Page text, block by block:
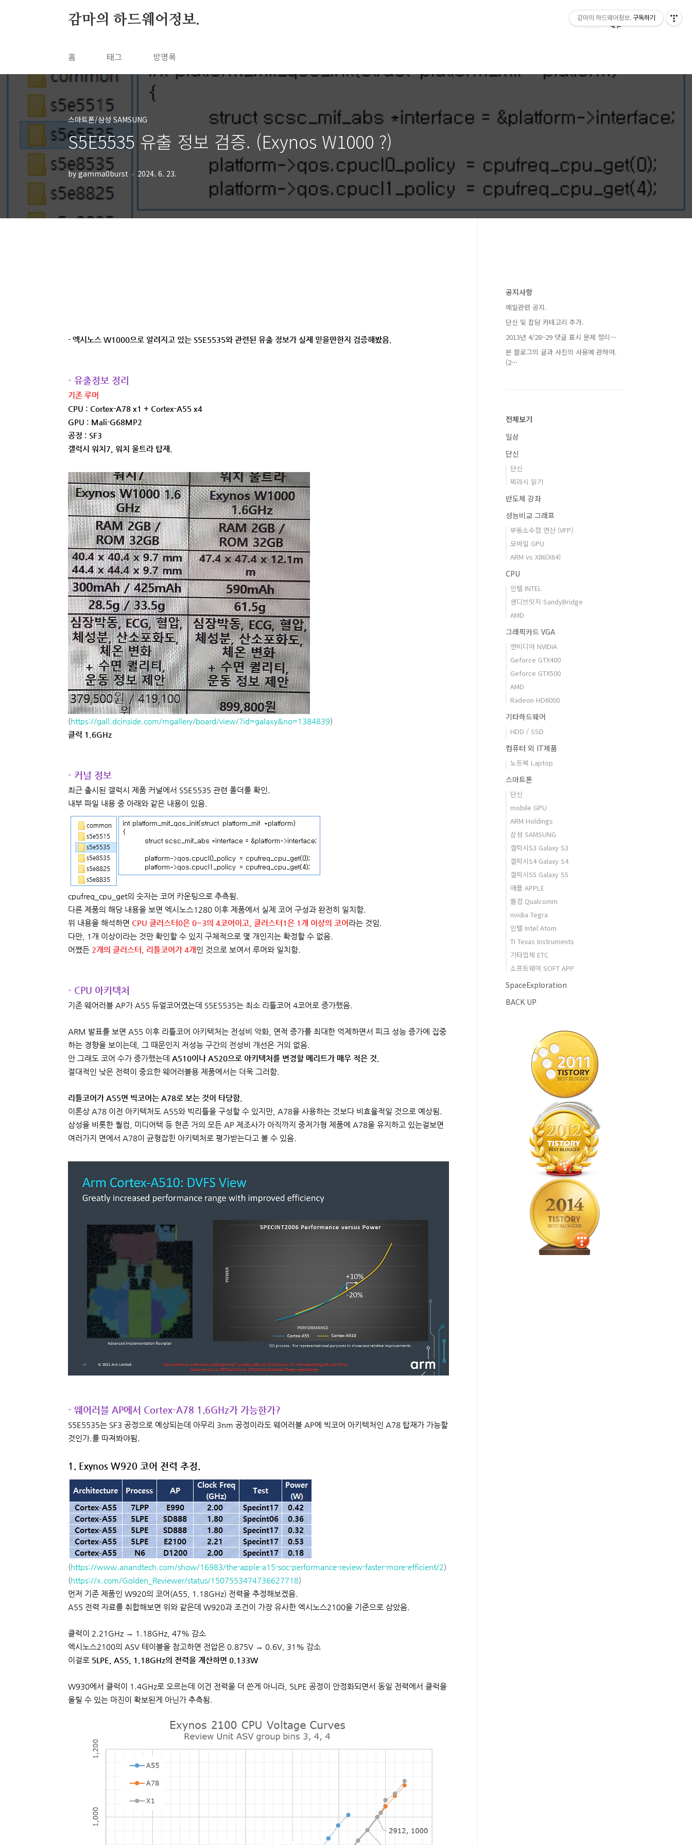
감마의 하드웨어정보.
홈 태그 방명록
스마트폰/삼성 SAMSUNG
S5E5535 유출 정보 검증. (Exynos W1000 ?)
by gamma0burst 2024. 6. 23.
- 엑시노스 W1000으로 알려지고 있는 S5E5535와 관련된 유출 정보가 실제 믿을만한지 검증해봤음.
- 유출정보 정리
기존 루머
CPU : Cortex-A78 x1 + Cortex-A55 x4
GPU : Mali-G68MP2
공정 : SF3
갤럭시 워치7, 워치 울트라 탑재.
(https://gall.dcinside.com/mgallery/board/view/?id=galaxy&no=1384839)
클럭 1.6GHz
- 커널 정보
최근 출시된 갤럭시 제품 커널에서 S5E5535 관련 폴더를 확인.
내부 파일 내용 중 아래와 같은 내용이 있음.
cpufreq_cpu_get의 숫자는 코어 카운팅으로 추측됨.
다른 제품의 해당 내용을 보면 엑시노스1280 이후 제품에서 실제 코어 구성과 완전히 일치함.
위 내용을 해석하면 CPU 클러스터0은 0~3의 4코어이고, 클러스터1은 1개 이상의 코어 라는 것임.
다만, 1개 이상이라는 것만 확인할 수 있지 구체적으로 몇 개인지는 확정할 수 없음.
어쨌든 2개의 클러스터, 리틀코어가 4개인 것으로 보여서 루머와 일치함.
- CPU 아키텍처
기존 웨어러블 AP가 A55 듀얼코어였는데 S5E5535는 최소 리틀코어 4코어로 증가했음.
ARM 발표를 보면 A55 이후 리틀코어 아키텍처는 전성비 악화, 면적 증가를 최대한 억제하면서 피크 성능 증가에 집중
하는 경향을 보이는데, 그 때문인지 저성능 구간의 전성비 개선은 거의 없음.
안 그래도 코어 수가 증가했는데 A510이나 A520으로 아키텍처를 변경할 메리트가 매우 적은 것.
절대적인 낮은 전력이 중요한 웨어러블용 제품에서는 더욱 그러함.
리틀코어가 A55면 빅코어는 A78로 보는 것이 타당함.
이론상 A78 이전 아키텍처도 A55와 빅리틀을 구성할 수 있지만, A78을 사용하는 것보다 비효율적일 것으로 예상됨.
삼성을 비롯한 퀄컴, 미디어텍 등 현존 거의 모든 AP 제조사가 아직까지 중저가형 제품에 A78을 유지하고 있는걸보면
여러가지 면에서 A78이 균형잡힌 아키텍처로 평가받는다고 볼 수 있음.
- 웨어러블 AP에서 Cortex-A78 1.6GHz가 가능한가?
S5E5535는 SF3 공정으로 예상되는데 아무리 3nm 공정이라도 웨어러블 AP에 빅코어 아키텍처인 A78 탑재가 가능할
것인가.를 따져봐야됨.
1. Exynos W920 코어 전력 추정.
(https://www.anandtech.com/show/16983/the-apple-a15-soc-performance-review-faster-more-efficient/2)
(https://x.com/Golden_Reviewer/status/1507553474736627718)
먼저 기존 제품인 W920의 코어(A55, 1.18GHz) 전력을 추정해보겠음.
A55 전력 자료를 취합해보면 위와 같은데 W920과 조건이 가장 유사한 엑시노스2100을 기준으로 삼았음.
클럭이 2.21GHz → 1.18GHz, 47% 감소
엑시노스2100의 ASV 테이블을 참고하면 전압은 0.875V → 0.6V, 31% 감소
이걸로 5LPE, A55, 1.18GHz의 전력을 계산하면 0.133W
W930에서 클럭이 1.4GHz로 오르는데 이건 전력을 더 쓴게 아니라, 5LPE 공정이 안정화되면서 동일 전력에서 클럭을
올릴 수 있는 마진이 확보된게 아닌가 추측됨.
공지사항
메일관련 공지.
단신 및 잡담 카테고리 추가.
2013년 4/28~29 댓글 표시 문제 정리⋯
본 블로그의 글과 사진의 사용에 관하여.
(2⋯
전체보기
일상
단신
단신
찌라시 읽기
반도체 강좌
성능비교 그래프
부동소수점 연산 (VFP)
모바일 GPU
ARM vs X86(X64)
CPU
인텔 INTEL
샌디브릿지 SandyBridge
AMD
그래픽카드 VGA
엔비디아 NVIDIA
Geforce GTX400
Geforce GTX500
AMD
Radeon HD6000
기타하드웨어
HDD / SSD
컴퓨터 외 IT제품
노트북 Laptop
스마트폰
단신
mobile GPU
ARM Holdings
삼성 SAMSUNG
갤럭시S3 Galaxy S3
갤럭시S4 Galaxy S4
갤럭시S5 Galaxy S5
애플 APPLE
퀄컴 Qualcomm
nvidia Tegra
인텔 Intel Atom
TI Texas Instruments
기타업체 ETC
소프트웨어 SOFT APP
SpaceExploration
BACK UP
감마의 하드웨어정보. 구독하기